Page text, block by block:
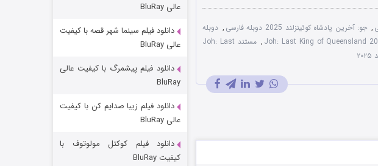
, جو: آخرین پادشاه کوئینزلند 2025 دوبله فارسی , دوبله
,
مستند Joh: Last
جادوگری در مغولستان
عالی BluRay
دانلود فیلم سینما شهر قصه با کیفیت
عالی BluRay
دانلود فیلم پیشمرگ با کیفیت عالی
BluRay
دانلود فیلم زیبا صدایم کن با کیفیت
عالی BluRay
دانلود فیلم کوکتل مولوتوف با
کیفیت BluRay